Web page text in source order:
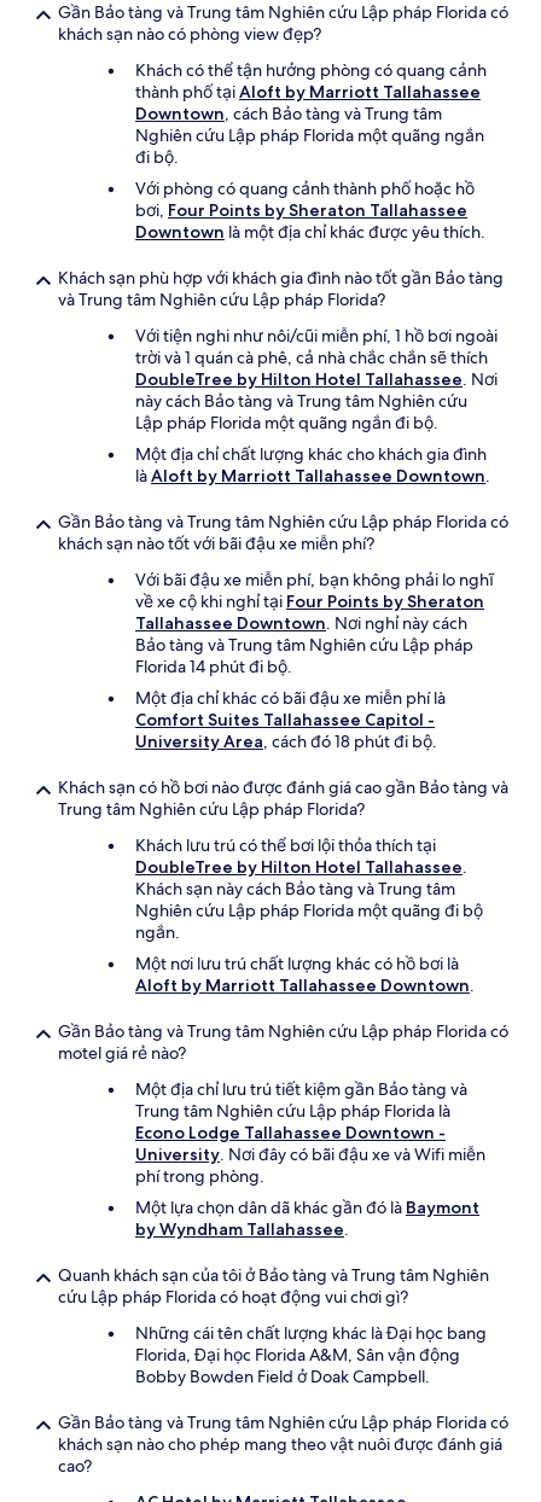
Gần Bảo tàng và Trung tâm Nghiên cứu Lập pháp Florida có
khách sạn nào có phòng view đẹp?
Khách có thể tận hưởng phòng có quang cảnh
thành phố tạiAloft by Marriott Tallahassee
Downtown, cách Bảo tàng và Trung tâm
Nghiên cứu Lập pháp Florida một quãng ngắn
đi bộ.
Với phòng có quang cảnh thành phố hoặc hồ
bơi, Four Points by Sheraton Tallahassee
Downtown là một địa chỉ khác được yêu thích.
Khách sạn phù hợp với khách gia đình nào tốt gần Bảo tàng
và Trung tâm Nghiên cứu Lập pháp Florida?
Với tiện nghi như nôi/cũi miễn phí, 1 hồ bơi ngoài
trời và 1 quán cà phê, cả nhà chắc chắn sẽ thích
DoubleTree by Hilton Hotel Tallahassee. Nơi
này cách Bảo tàng và Trung tâm Nghiên cứu
Lập pháp Florida một quãng ngắn đi bộ.
Một địa chỉ chất lượng khác cho khách gia đình
làAloft by Marriott Tallahassee Downtown.
Gần Bảo tàng và Trung tâm Nghiên cứu Lập pháp Florida có
khách sạn nào tốt với bãi đậu xe miễn phí?
Với bãi đậu xe miễn phí, bạn không phải lo nghĩ
về xe cộ khi nghỉ tại Four Points by Sheraton
Tallahassee Downtown. Nơi nghỉ này cách
Bảo tàng và Trung tâm Nghiên cứu Lập pháp
Florida 14 phút đi bộ.
Một địa chỉ khác có bãi đậu xe miễn phí là
Comfort Suites Tallahassee Capitol -
University Area, cách đó 18 phút đi bộ.
Khách sạn có hồ bơi nào được đánh giá cao gần Bảo tàng và
Trung tâm Nghiên cứu Lập pháp Florida?
Khách lưu trú có thể bơi lội thỏa thích tại
DoubleTree by Hilton Hotel Tallahassee.
Khách sạn này cách Bảo tàng và Trung tâm
Nghiên cứu Lập pháp Florida một quãng đi bộ
ngắn.
Một nơi lưu trú chất lượng khác có hồ bơi là
Aloft by Marriott Tallahassee Downtown.
Gần Bảo tàng và Trung tâm Nghiên cứu Lập pháp Florida có
motel giá rẻ nào?
Một địa chỉ lưu trú tiết kiệm gần Bảo tàng và
Trung tâm Nghiên cứu Lập pháp Florida là
Econo Lodge Tallahassee Downtown -
University. Nơi đây có bãi đậu xe và Wifi miễn
phí trong phòng.
Một lựa chọn dân dã khác gần đó là Baymont
by Wyndham Tallahassee.
Quanh khách sạn của tôi ở Bảo tàng và Trung tâm Nghiên
cứu Lập pháp Florida có hoạt động vui chơi gì?
Những cái tên chất lượng khác là Đại học bang
Florida, Đại học Florida A&M, Sân vận động
Bobby Bowden Field ở Doak Campbell.
Gần Bảo tàng và Trung tâm Nghiên cứu Lập pháp Florida có
khách sạn nào cho phép mang theo vật nuôi được đánh giá
cao?